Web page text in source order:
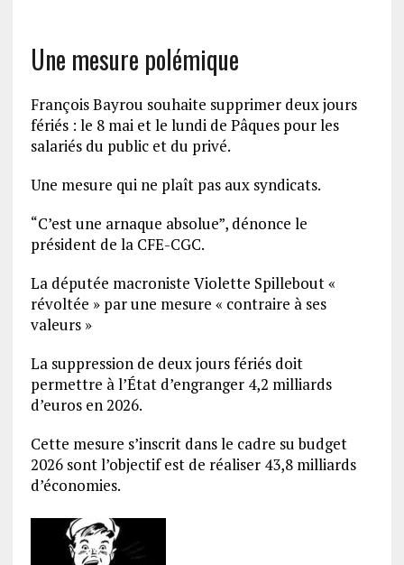
Une mesure polémique
François Bayrou souhaite supprimer deux jours
fériés : le 8 mai et le lundi de Pâques pour les
salariés du public et du privé.
Une mesure qui ne plaît pas aux syndicats.
“C’est une arnaque absolue”, dénonce le
président de la CFE-CGC.
La députée macroniste Violette Spillebout «
révoltée » par une mesure « contraire à ses
valeurs »
La suppression de deux jours fériés doit
permettre à l’État d’engranger 4,2 milliards
d’euros en 2026.
Cette mesure s’inscrit dans le cadre su budget
2026 sont l’objectif est de réaliser 43,8 milliards
d’économies.